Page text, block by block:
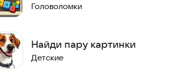
Головоломки
Найди пару картинки
Детские